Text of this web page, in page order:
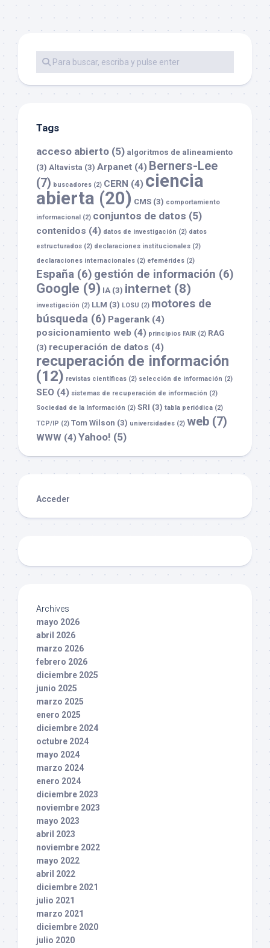
Tags
acceso abierto (5) algoritmos de alineamiento
(3) Altavista (3) Arpanet (4) Berners-Lee
(7) buscadores (2) CERN (4) ciencia
abierta (20) CMS (3) comportamiento
informacional (2) conjuntos de datos (5)
contenidos (4) datos de investigación (2) datos
estructurados (2) declaraciones institucionales (2)
declaraciones internacionales (2) efemérides (2)
España (6) gestión de información (6)
Google (9) IA (3) internet (8)
investigación (2) LLM (3) LOSU (2) motores de
búsqueda (6) Pagerank(4)
posicionamiento web (4) principios FAIR (2) RAG
(3) recuperación de datos (4)
recuperación de información
(12) revistas científicas (2) selección de información (2)
SEO (4) sistemas de recuperación de información (2)
Sociedad de la Información (2) SRI (3) tabla periódica (2)
TCP/IP (2) Tom Wilson (3) universidades (2) web (7)
WWW (4)Yahoo! (5)
Acceder
Archives
mayo 2026
abril 2026
marzo 2026
febrero 2026
diciembre 2025
junio 2025
marzo 2025
enero 2025
diciembre 2024
octubre 2024
mayo 2024
marzo 2024
enero 2024
diciembre 2023
noviembre 2023
mayo 2023
abril 2023
noviembre 2022
mayo 2022
abril 2022
diciembre 2021
julio 2021
marzo 2021
diciembre 2020
julio 2020